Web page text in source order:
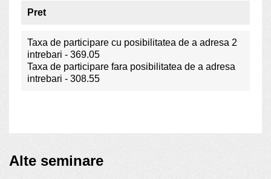
Pret
Taxa de participare cu posibilitatea de a adresa 2
intrebari - 369.05
Taxa de participare fara posibilitatea de a adresa
intrebari - 308.55
Alte seminare